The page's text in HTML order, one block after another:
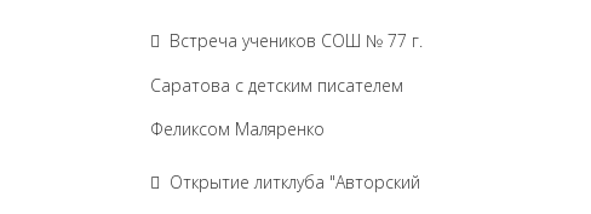
Встреча учеников СОШ № 77 г.
Саратова с детским писателем
Феликсом Маляренко
Открытие литклуба "Авторский